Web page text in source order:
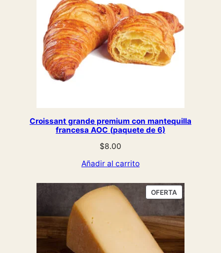
Croissant grande premium con mantequilla
francesa AOC (paquete de 6)
$8.00
Añadir al carrito
OFERTAPRODUCTO
EN
OFERTA